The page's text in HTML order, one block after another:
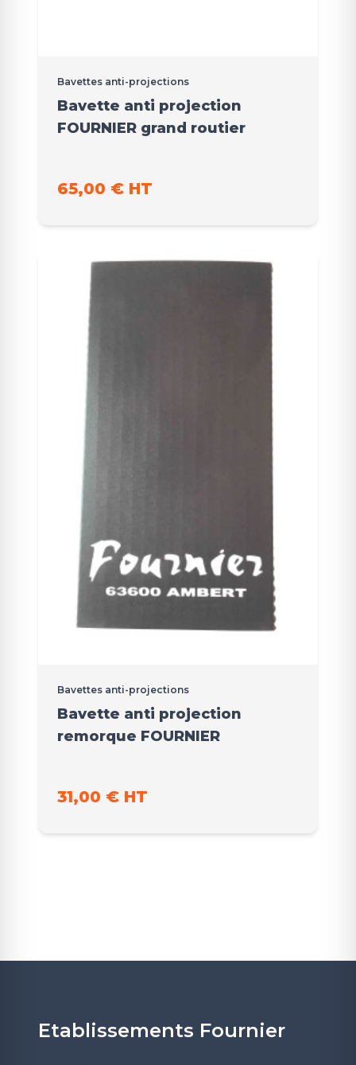
Bavettes anti-projections
Bavette anti projection
FOURNIER grand routier
65,00 € HT
Bavettes anti-projections
Bavette anti projection
remorque FOURNIER
31,00 € HT
Etablissements Fournier